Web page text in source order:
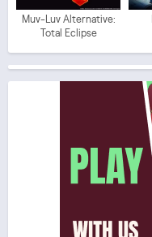
Muv-Luv Alternative:
Total Eclipse